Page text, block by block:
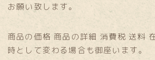
お願い致します。
商品の価格 商品の詳細 消費税 送料
時として変わる場合も御座います。